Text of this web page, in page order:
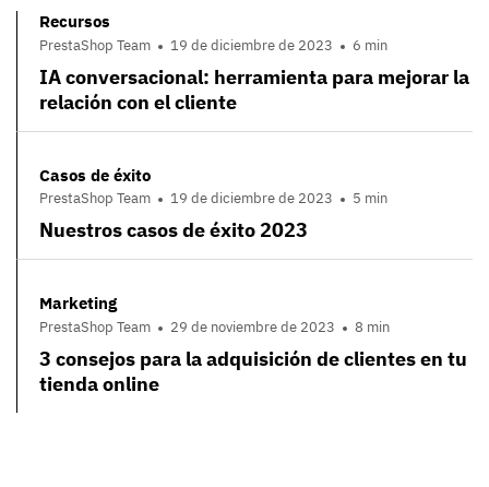
Recursos
PrestaShop Team 19 de diciembre de 2023 6 min
IA conversacional: herramienta para mejorar la
relación con el cliente
Casos de éxito
PrestaShop Team 19 de diciembre de 2023 5 min
Nuestros casos de éxito 2023
Marketing
PrestaShop Team 29 de noviembre de 2023 8 min
3 consejos para la adquisición de clientes en tu
tienda online